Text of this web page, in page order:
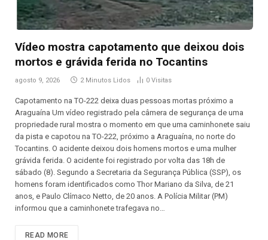
Vídeo mostra capotamento que deixou dois
mortos e grávida ferida no Tocantins
agosto 9, 2026 2 Minutos Lidos 0 Visitas
Capotamento na TO-222 deixa duas pessoas mortas próximo a
Araguaína Um vídeo registrado pela câmera de segurança de uma
propriedade rural mostra o momento em que uma caminhonete saiu
da pista e capotou na TO-222, próximo a Araguaína, no norte do
Tocantins. O acidente deixou dois homens mortos e uma mulher
grávida ferida. O acidente foi registrado por volta das 18h de
sábado (8). Segundo a Secretaria da Segurança Pública (SSP), os
homens foram identificados como Thor Mariano da Silva, de 21
anos, e Paulo Clímaco Netto, de 20 anos. A Polícia Militar (PM)
informou que a caminhonete trafegava no…
READ MORE